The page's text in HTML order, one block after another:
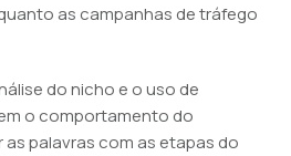
as campanhas de tráfego
do nicho e o uso de
o comportamento do
as palavras com as etapas do